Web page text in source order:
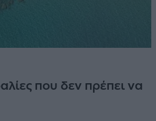
που δεν πρέπει να